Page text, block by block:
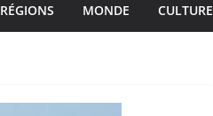
RÉGIONS MONDE CULTURE